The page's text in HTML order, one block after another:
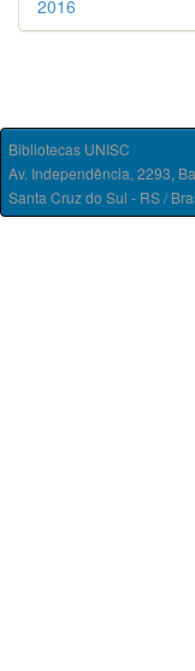
2016
Bibliotecas UNISC
Av. Independência, 2293,
Santa Cruz do Sul - RS /